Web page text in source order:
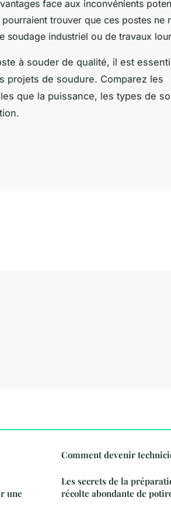
face aux inconvénients
trouver que ces postes ne
soudage industriel ou de travaux
à souder de qualité, il est
projets de soudure. Comparez les
que la puissance, les types de
une
Comment devenir
Les secrets de la
récolte abondante de